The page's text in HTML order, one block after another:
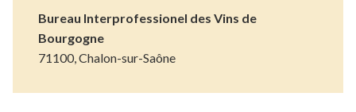
Bureau Interprofessionel des Vins de
Bourgogne
71100, Chalon-sur-Saône